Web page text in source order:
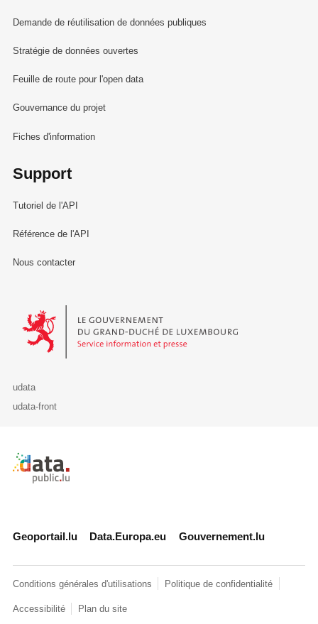
Demande de réutilisation de données publiques
Stratégie de données ouvertes
Feuille de route pour l'open data
Gouvernance du projet
Fiches d'information
Support
Tutoriel de l'API
Référence de l'API
Nous contacter
Le Gouvernement du Grand-Duché de Luxembourg - Service
udata
udata-front
Retour à l'accueil de data.public.lu
Geoportail.lu Data.Europa.eu Gouvernement.lu
Conditions générales d'utilisations Politique de confidentialité
Accessibilité Plan du site